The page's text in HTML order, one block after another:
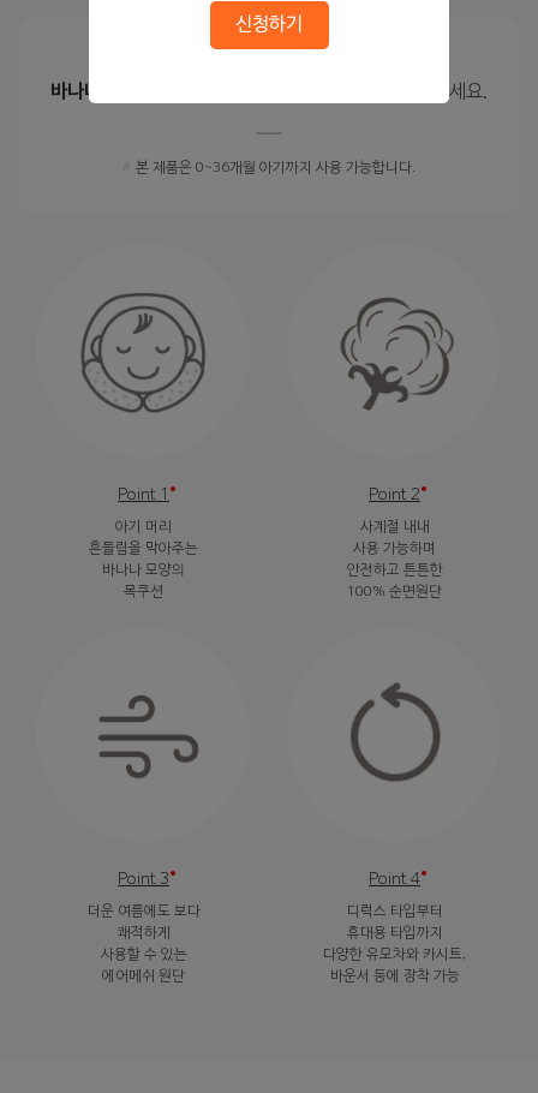
바나나 목쿠션 유모차 라이너
와 함께 안전하게 외출하세요.
# 본 제품은 0~36개월 아기까지 사용 가능합니다.
Point 1
아기 머리
흔들림을 막아주는
바나나 모양의
목쿠션
Point 2
사계절 내내
사용 가능하며
안전하고 튼튼한
100% 순면원단
Point 3
더운 여름에도 보다
쾌적하게
사용할 수 있는
에어메쉬 원단
Point 4
디럭스 타입부터
휴대용 타입까지
다양한 유모차와 카시트,
바운서 등에 장착 가능
신청하기